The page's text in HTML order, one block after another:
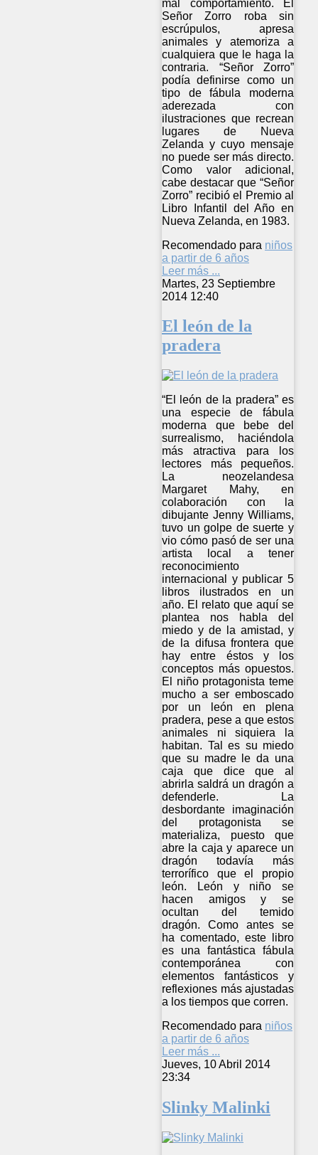
mal comportamiento. El
Señor Zorro roba sin
escrúpulos, apresa
animales y atemoriza a
cualquiera que le haga la
contraria. “Señor Zorro”
podía definirse como un
tipo de fábula moderna
aderezada con
ilustraciones que recrean
lugares de Nueva
Zelanda y cuyo mensaje
no puede ser más directo.
Como valor adicional,
cabe destacar que “Señor
Zorro” recibió el Premio al
Libro Infantil del Año en
Nueva Zelanda, en 1983.
Recomendado para niños
a partir de 6 años
Leer más ...
Martes, 23 Septiembre
2014 12:40
El león de la
pradera
“El león de la pradera” es
una especie de fábula
moderna que bebe del
surrealismo, haciéndola
más atractiva para los
lectores más pequeños.
La neozelandesa
Margaret Mahy, en
colaboración con la
dibujante Jenny Williams,
tuvo un golpe de suerte y
vio cómo pasó de ser una
artista local a tener
reconocimiento
internacional y publicar 5
libros ilustrados en un
año. El relato que aquí se
plantea nos habla del
miedo y de la amistad, y
de la difusa frontera que
hay entre éstos y los
conceptos más opuestos.
El niño protagonista teme
mucho a ser emboscado
por un león en plena
pradera, pese a que estos
animales ni siquiera la
habitan. Tal es su miedo
que su madre le da una
caja que dice que al
abrirla saldrá un dragón a
defenderle. La
desbordante imaginación
del protagonista se
materializa, puesto que
abre la caja y aparece un
dragón todavía más
terrorífico que el propio
león. León y niño se
hacen amigos y se
ocultan del temido
dragón. Como antes se
ha comentado, este libro
es una fantástica fábula
contemporánea con
elementos fantásticos y
reflexiones más ajustadas
a los tiempos que corren.
Recomendado para niños
a partir de 6 años
Leer más ...
Jueves, 10 Abril 2014
23:34
Slinky Malinki